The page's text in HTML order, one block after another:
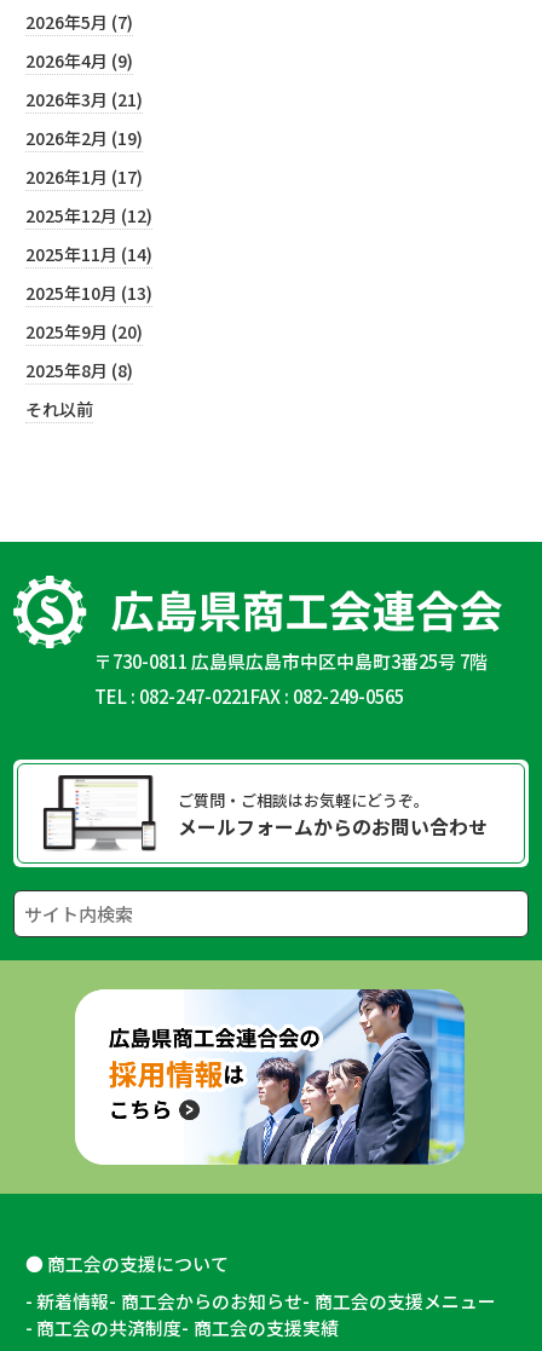
2026年5月 (7)
2026年4月 (9)
2026年3月 (21)
2026年2月 (19)
2026年1月 (17)
2025年12月 (12)
2025年11月 (14)
2025年10月 (13)
2025年9月 (20)
2025年8月 (8)
それ以前
〒730-0811 広島県広島市中区中島町3番25号 7階
TEL : 082-247-0221FAX : 082-249-0565
ご質問・ご相談はお気軽にどうぞ。
メールフォームからのお問い合わせ
商工会の支援について
新着情報 商工会からのお知らせ 商工会の支援メニュー
商工会の共済制度 商工会の支援実績